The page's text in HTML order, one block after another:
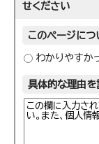
せください
このページに
わかりやすか
具体的な理由を